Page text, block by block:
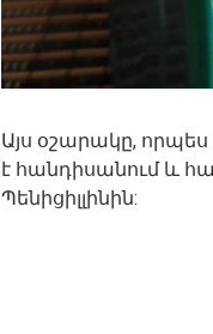
Այս օշարակը,
է հանդիսանում և
Պենիցիլլինին: